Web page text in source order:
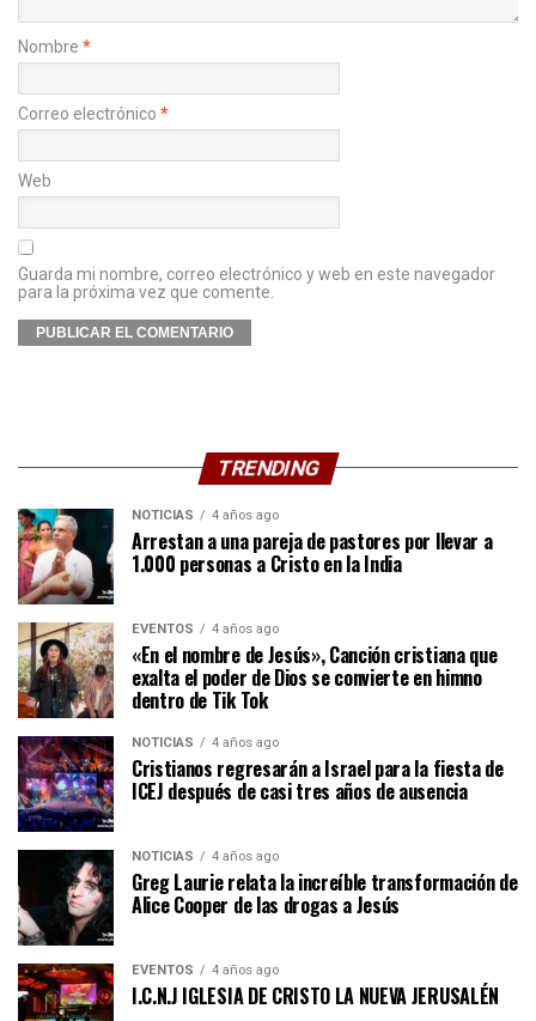
Nombre *
Correo electrónico *
Web
Guarda mi nombre, correo electrónico y web en este navegador
para la próxima vez que comente.
TRENDING
NOTICIAS 4 años ago
Arrestan a una pareja de pastores por llevar a
1.000 personas a Cristo en la India
EVENTOS 4 años ago
«En el nombre de Jesús», Canción cristiana que
exalta el poder de Dios se convierte en himno
dentro de Tik Tok
NOTICIAS 4 años ago
Cristianos regresarán a Israel para la fiesta de
ICEJ después de casi tres años de ausencia
NOTICIAS 4 años ago
Greg Laurie relata la increíble transformación de
Alice Cooper de las drogas a Jesús
EVENTOS 4 años ago
I.C.N.J IGLESIA DE CRISTO LA NUEVA JERUSALÉN